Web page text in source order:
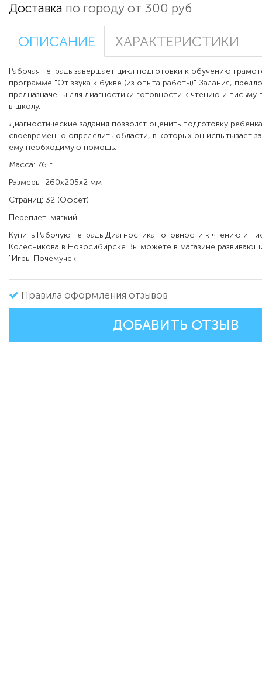
Доставка по городу от 300 руб
ОПИСАНИЕ ХАРАКТЕРИСТИКИ
Рабочая тетрадь завершает цикл подготовки к обучению
программе "От звука к букве (из опыта работы)". Задания,
предназначены для диагностики готовности к чтению и
в школу.
Диагностические задания позволят оценить подготовку
своевременно определить области, в которых он испытывает
ему необходимую помощь.
Масса: 76 г
Размеры: 260x205x2 мм
Страниц: 32 (Офсет)
Переплет: мягкий
Купить Рабочую тетрадь Диагностика готовности к чтению и
Колесникова в Новосибирске Вы можете в магазине
"Игры Почемучек"
Правила оформления отзывов
ДОБАВИТЬ ОТЗЫВ